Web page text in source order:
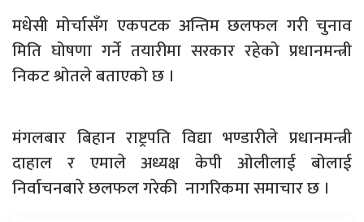
मधेसी मोर्चासँग एकपटक अन्तिम छलफल गरी चुनाव
मिति घोषणा गर्ने तयारीमा सरकार रहेको प्रधानमन्त्री
निकट श्रोतले बताएको छ ।
मंगलबार बिहान राष्ट्रपति विद्या भण्डारीले प्रधानमन्त्री
दाहाल र एमाले अध्यक्ष केपी ओलीलाई बोलाई
निर्वाचनबारे छलफल गरेकी नागरिकमा समाचार छ ।